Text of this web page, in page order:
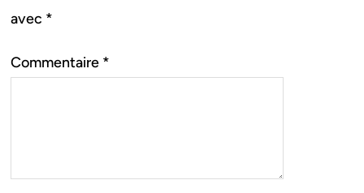
avec *
Commentaire *